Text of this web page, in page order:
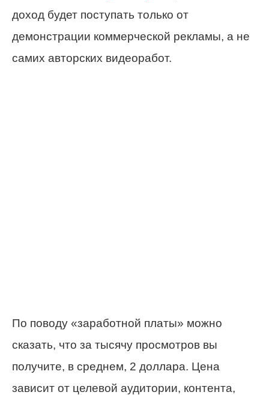
доход будет поступать только от
демонстрации коммерческой рекламы, а не
самих авторских видеоработ.
По поводу «заработной платы» можно
сказать, что за тысячу просмотров вы
получите, в среднем, 2 доллара. Цена
зависит от целевой аудитории, контента,